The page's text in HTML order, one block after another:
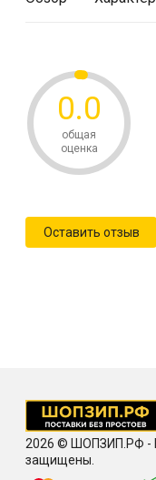
0.0
общая
оценка
Оставить отзыв
2026 © ШОПЗИП.РФ -
защищены.